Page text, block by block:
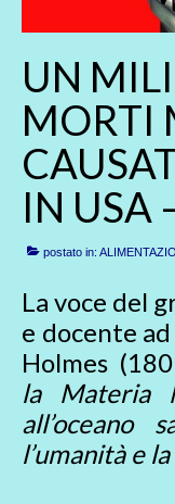
UN
MORTI
IN USA
postato in:
La voce del
e docente
Holmes
la Materia
all’oceano
l’umanità e